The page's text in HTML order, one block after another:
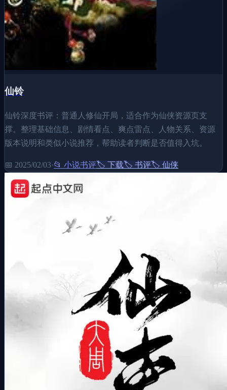
仙铃
仙铃深度书评：普通人修仙开局，适合作为仙侠资源页支
撑。整理基础信息、剧情看点、爽点雷点、人物关系、资源
版本说明和类似小说推荐，帮助读者判断是否值得入坑。
📅 2025/02/03·📂 小说书评🏷️ 下载🏷️ 书评🏷️ 仙侠